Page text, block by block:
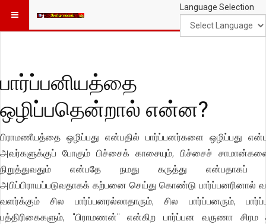
Language Selection
பார்ப்பனியத்தை
ஒழிப்பதென்றால் என்ன?
பிராமணீயத்தை ஒழிப்பது என்பதில் பார்ப்பனர்களை ஒழிப்பது
அவர்களுக்குப் போகும் பிச்சைக் காசையும், பிச்சைச்
நிறுத்துவதும் என்பதே நமது கருத்து என்பதாகப்
அபிப்பிராயப்படுவதாகக் கற்பனை செய்து கொண்டு பார்ப்பனரினால்
வளர்க்கும் சில பார்ப்பனரல்லாதாரும், சில பார்ப்பனரும்,
பத்திரிகைகளும், "பிராமணன்" என்கிற பார்ப்பன வருணா சிரம